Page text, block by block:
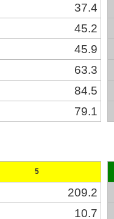
37.4
45.2
45.9
63.3
84.5
79.1
5
209.2
10.7